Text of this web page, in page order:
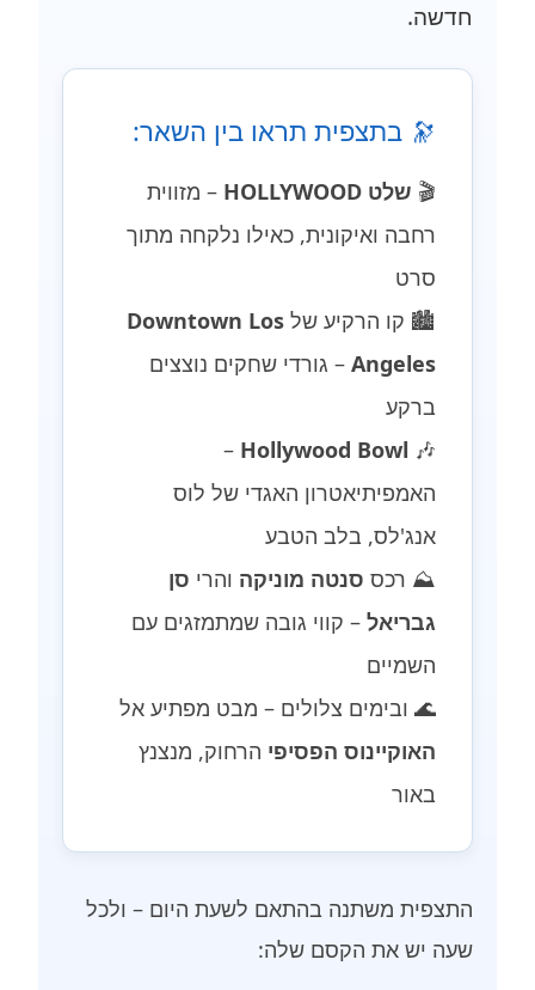
חדשה.
🔭 בתצפית תראו בין השאר:
🎬 שלט HOLLYWOOD
– מזווית
רחבה ואיקונית, כאילו נלקחה מתוך
סרט
🏙️ קו הרקיע שלDowntown Los
Angeles – גורדי שחקים נוצצים
ברקע
🎶
Hollywood Bowl
–
האמפיתיאטרון האגדי של לוס
אנג'לס, בלב הטבע
⛰️ רכס סנטה מוניקה והרי סן
גבריאל – קווי גובה שמתמזגים עם
השמיים
🌊 ובימים צלולים – מבט מפתיע אל
האוקיינוס הפסיפי הרחוק, מנצנץ
באור
התצפית משתנה בהתאם לשעת היום – ולכל
שעה יש את הקסם שלה: